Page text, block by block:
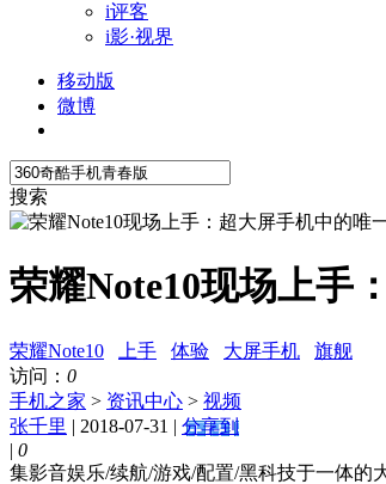
i评客
i影·视界
移动版
微博
搜索
荣耀Note10现场上手
荣耀Note10 上手 体验 大屏手机
旗舰
访问： 0
手机之家 > 资讯中心 > 视频
张千里 | 2018-07-31 | 分享到
| 0
集影音娱乐/续航/游戏/配置/黑科技于一体的